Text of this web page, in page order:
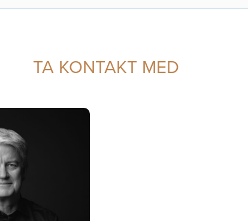
TA KONTAKT MED